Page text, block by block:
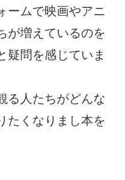
ームで映画やアニ
が増えているのを
疑問を感じていま
る人たちがどんな
たくなりまし本を